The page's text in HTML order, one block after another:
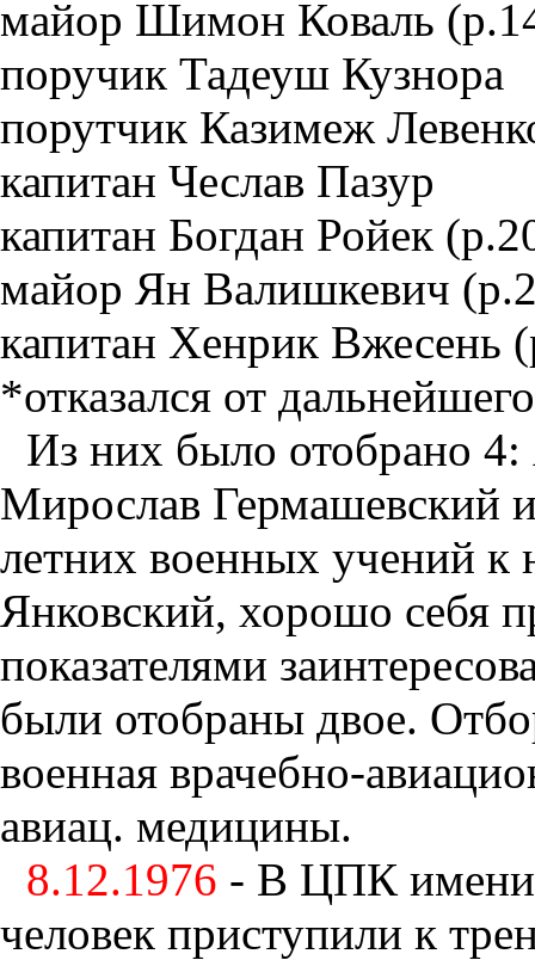
майор Шимон Коваль
поручик Тадеуш Кузнора
порутчик Казимеж
капитан Чеслав Пазур
капитан Богдан Ройек
майор Ян Валишкевич
капитан Хенрик Вжесень
*отказался от
Из них было отобрано
Мирослав Гермашевский
летних военных учений
Янковский, хорошо себя
показателями
были отобраны двое.
военная врачебно-
авиац. медицины.
8.12.1976 - В ЦПК имени
человек приступили к